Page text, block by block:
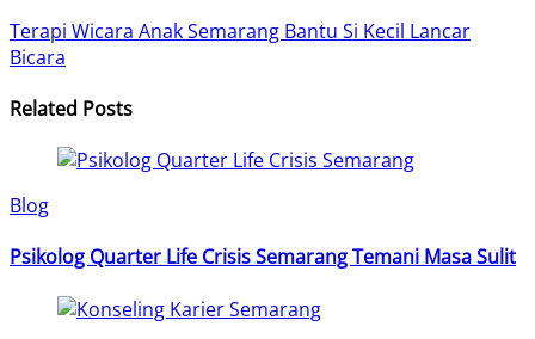
Terapi Wicara Anak Semarang Bantu Si Kecil Lancar
Bicara
Related Posts
Blog
Psikolog Quarter Life Crisis Semarang Temani Masa Sulit